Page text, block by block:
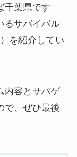
千葉県です
るサバイバル
を紹介してい
内容とサバゲ
で、ぜひ最後